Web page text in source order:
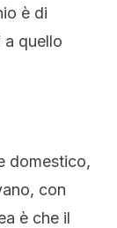
è di
a quello
domestico,
con
è che il